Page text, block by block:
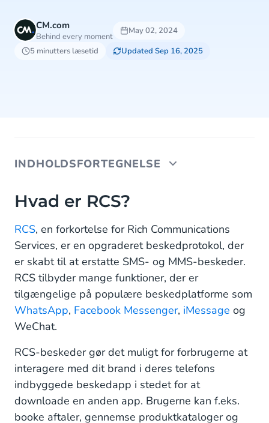
CM.com
Behind every moment
May 02, 2024
5 minutters læsetid
Updated Sep 16, 2025
INDHOLDSFORTEGNELSE
Hvad er RCS?
Rich Cards
Foreslåede svar eller handlinger
Verificerede virksomhedsprofiler
Større filstørrelser
Hvad er SMS?
SMS Features
Simple beskeder
Hvad er RCS?
RCS, en forkortelse for Rich Communications
Services, er en opgraderet beskedprotokol, der
er skabt til at erstatte SMS- og MMS-beskeder.
RCS tilbyder mange funktioner, der er
tilgængelige på populære beskedplatforme som
WhatsApp, Facebook Messenger, iMessage og
WeChat.
RCS-beskeder gør det muligt for forbrugerne at
interagere med dit brand i deres telefons
indbyggede beskedapp i stedet for at
downloade en anden app. Brugerne kan f.eks.
booke aftaler, gennemse produktkataloger og